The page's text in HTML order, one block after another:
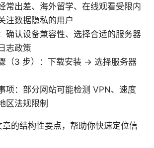
常出差、海外留学、在线观看受限内
注数据隐私的用户
确认设备兼容性、选择合适的服务器
志政策
（3 步）：下载安装 → 选择服务器
项：部分网站可能检测 VPN、速度
区法规限制
的结构性要点，帮助你快速定位信